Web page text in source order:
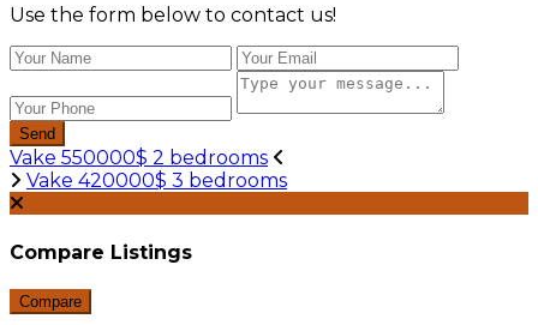
Use the form below to contact us!
Send
Vake 550000$ 2 bedrooms
Vake 420000$ 3 bedrooms
Compare Listings
Compare